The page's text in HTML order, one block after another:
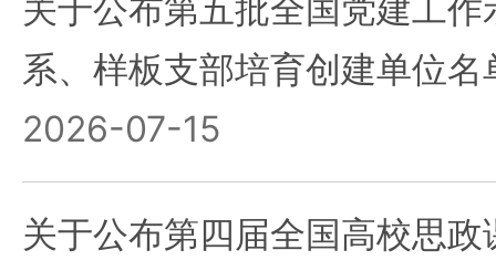
关于公布第五批全国党建工
系、样板支部培育创建单位名
2026-07-15
关于公布第四届全国高校思